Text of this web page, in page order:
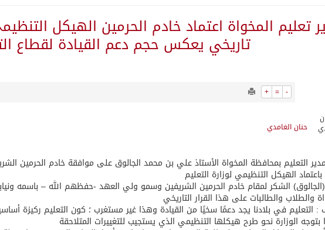
رباعي يبحث خفض التصعيد ومعالجة التحديات الأمنية الراهنة
إجراءات إسرائيل الأحادية في أراضي فلسطين باطلة
مع إيران جارية الآن
تعليم المخواة اعتماد خادم الحرمين الهيكل
تاريخي يعكس حجم دعم القيادة لقطاع
+ = -
حنان الغامدي
التعليم بمحافظة المخواة الأستاذ علي بن محمد الجالوق على موافقة خادم الحرمين
الهيكل التنظيمي لوزارة التعليم
الشكر لمقام خادم الحرمين الشريفين وسمو ولي العهد -حفظهم الله – باسمه
والطلاب والطالبات على هذا القرار التاريخي
التعليم في بلادنا يجد دعمًا سخيًا من القيادة وهذا غير مستغرب ؛ كون التعليم ركيزة أساسية
الوزارة نحو طرح هيكلها التنظيمي الذي يستجيب للتغييرات المتلاحقة